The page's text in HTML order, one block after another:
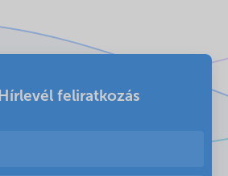
Hírlevél feliratkozás